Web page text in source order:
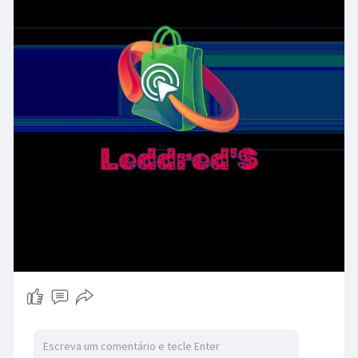
diretamente da bolsa, sem precisar levar
carregadores. É a opção ideal para quem
precisa manter seus dispositivos eletrônicos
carregados enquanto está em movimento.
Espaçosa e com compartimento secreto
para cartões e Celular
informações pessoais. A bolsa permite
transportar tudo o que é necessário de
forma organizada e segura.